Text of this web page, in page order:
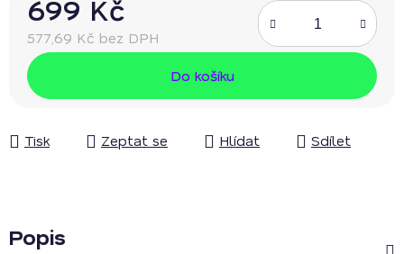
699 Kč
577,69 Kč bez DPH
Měrná cena:
Do košíku
Tisk Zeptat se Hlídat Sdílet
Popis